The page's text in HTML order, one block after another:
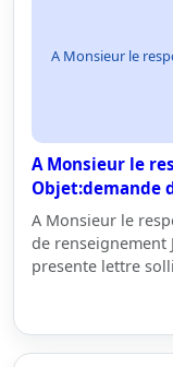
A Monsieur le
A Monsieur le
Objet:demande
A Monsieur le
de renseignement
presente lettre